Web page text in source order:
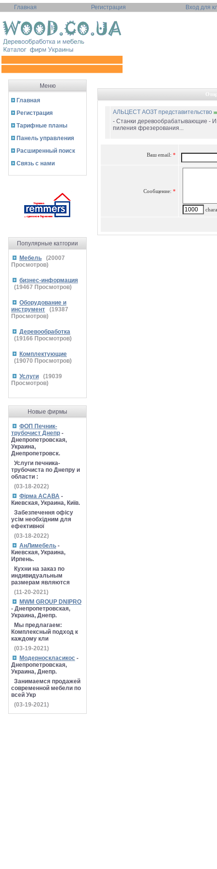
Главная Регистрация Вход для
Меню
Главная
Регистрация
Тарифные планы
Панель управления
Расширенный поиск
Связь с нами
Популярные катгории
Мебель (20007
Просмотров)
бизнес-информация
(19467 Просмотров)
Оборудование и
инструмент
(19387
Просмотров)
Деревообработка
(19166 Просмотров)
Комплектующие
(19070 Просмотров)
Услуги (19039
Просмотров)
Новые фирмы
ФОП Печник-
трубочист Днепр -
Днепропетровская,
Украина,
Днепропетровск.
Услуги печника-
трубочиста по Днепру и
области :
(03-18-2022)
Фірма АСАВА -
Киевская, Украина, Київ.
Забезпечення офісу
усім необхідним для
ефективної
(03-18-2022)
АнЛимебель -
Киевская, Украина,
Ирпень.
Кухни на заказ по
индивидуальным
размерам являются
(11-20-2021)
MWM GROUP DNIPRO
- Днепропетровская,
Украина, Днепр.
Мы предлагаем:
Комплексный подход к
каждому кли
(03-19-2021)
Модерноскласикос -
Днепропетровская,
Украина, Днепр.
Занимаемся продажей
современной мебели по
всей Укр
(03-19-2021)
АЛЬЦЕСТ АОЗТ представительство
- Станки деревообрабатывающие -
пиления фрезерования...
Ваш email: *
Сообщение: *